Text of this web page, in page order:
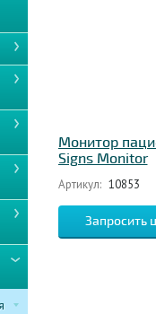
Монитор
Signs Monitor
Артикул: 10853
Запросить